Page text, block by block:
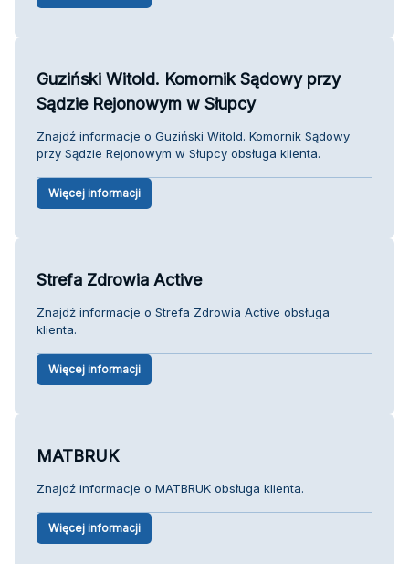
Guziński Witold. Komornik Sądowy przy
Sądzie Rejonowym w Słupcy
Znajdź informacje o Guziński Witold. Komornik Sądowy
przy Sądzie Rejonowym w Słupcy obsługa klienta.
Więcej informacji
Strefa Zdrowia Active
Znajdź informacje o Strefa Zdrowia Active obsługa
klienta.
Więcej informacji
MATBRUK
Znajdź informacje o MATBRUK obsługa klienta.
Więcej informacji